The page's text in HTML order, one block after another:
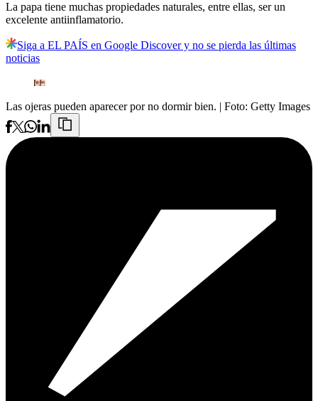
La papa tiene muchas propiedades naturales, entre ellas, ser un
excelente antiinflamatorio.
Siga a EL PAÍS en Google Discover y no se pierda las últimas
noticias
Las ojeras pueden aparecer por no dormir bien. | Foto: Getty Images